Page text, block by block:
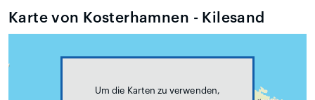
Karte von Kosterhamnen - Kilesand
Um die Karten zu verwenden,